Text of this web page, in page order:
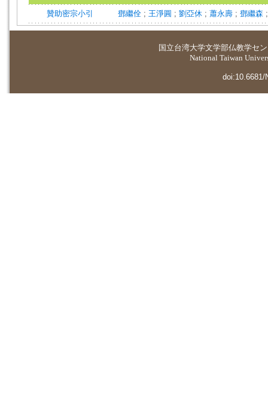
贊助密宗小引 鄧繼佺 ; 王淨圓 ; 劉亞休 ; 蕭永壽 ; 鄧繼森
国立台湾大学文学部仏教学セ
National Taiwan
doi:10.6681/